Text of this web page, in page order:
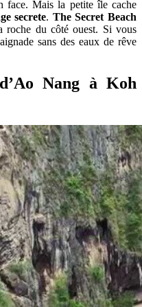
face. Mais la petite île cache
secrete. The Secret Beach
roche du côté ouest. Si vous
sans des eaux de rêve
Nang à Koh